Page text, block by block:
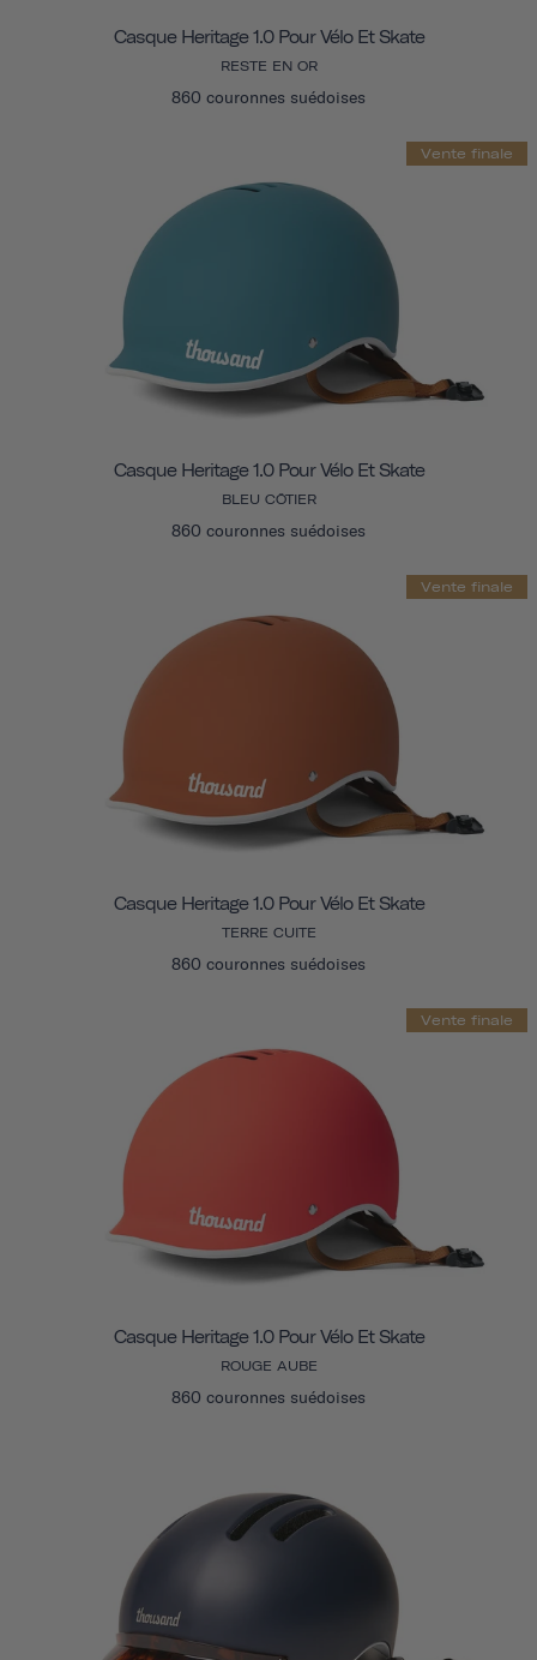
Casque Heritage 1.0 Pour Vélo Et Skate
RESTE EN OR
860 couronnes suédoises
Vente finale
Casque Heritage 1.0 Pour Vélo Et Skate
BLEU CÔTIER
860 couronnes suédoises
Vente finale
Casque Heritage 1.0 Pour Vélo Et Skate
TERRE CUITE
860 couronnes suédoises
Vente finale
Casque Heritage 1.0 Pour Vélo Et Skate
ROUGE AUBE
860 couronnes suédoises